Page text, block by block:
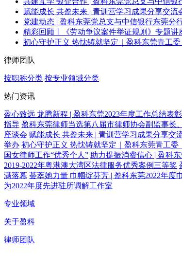
赋能成长 共盈未来 | 青训营学习成果分享交流
党建动态 | 盈科东莞党总支与中信银行东莞分
精彩回顾丨《劳动争议案件举证规则》专题讲
初心守护正义 热忱铸就坚定｜盈科东莞青工
律师团队
按职称分类 按专业领域分类
热门资讯
盈心致远 龙腾新程 | 盈科东莞2023年度工作总结表
指导 盈科东莞律师当选第八届市律师协会副监事长
座谈会 赋能成长 共盈未来 | 青训营学习成果分享交
举办 初心守护正义 热忱铸就坚定｜盈科东莞青工
国女律师工作“优秀个人” 助力提振消费信心 | 盈科
2019-2022年粤港澳大湾区法律服务优秀案例三等奖
满落幕 荟萃她力量 巾帼绽芬芳 | 盈科东莞2022年度
为2022年度先进驻所调解工作室
专业领域
关于盈科
律师团队